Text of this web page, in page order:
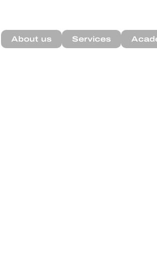
About us Services